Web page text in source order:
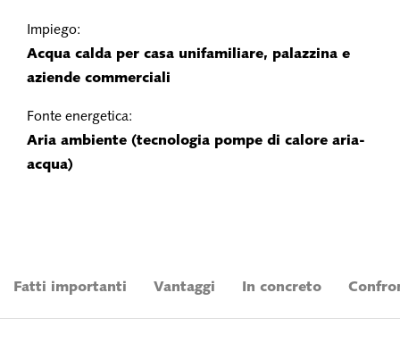
Impiego:
Acqua calda per casa unifamiliare, palazzina e
aziende commerciali
Fonte energetica:
Aria ambiente (tecnologia pompe di calore aria-
acqua)
Fatti importanti Vantaggi In concreto